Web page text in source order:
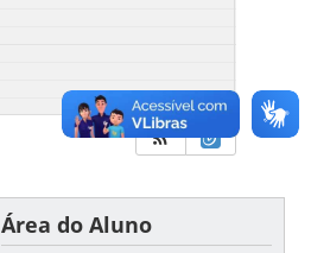
Área do Aluno